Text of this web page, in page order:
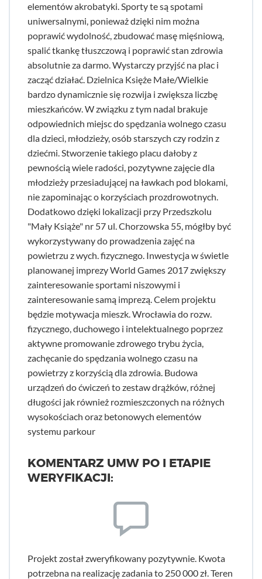
elementów akrobatyki. Sporty te są spotami
uniwersalnymi, ponieważ dzięki nim można
poprawić wydolność, zbudować masę mięśniową,
spalić tkankę tłuszczową i poprawić stan zdrowia
absolutnie za darmo. Wystarczy przyjść na plac i
zacząć działać. Dzielnica Księże Małe/Wielkie
bardzo dynamicznie się rozwija i zwiększa liczbę
mieszkańców. W związku z tym nadal brakuje
odpowiednich miejsc do spędzania wolnego czasu
dla dzieci, młodzieży, osób starszych czy rodzin z
dziećmi. Stworzenie takiego placu dałoby z
pewnością wiele radości, pozytywne zajęcie dla
młodzieży przesiadującej na ławkach pod blokami,
nie zapominając o korzyściach prozdrowotnych.
Dodatkowo dzięki lokalizacji przy Przedszkolu
"Mały Książe" nr 57 ul. Chorzowska 55, mógłby być
wykorzystywany do prowadzenia zajęć na
powietrzu z wych. fizycznego. Inwestycja w świetle
planowanej imprezy World Games 2017 zwiększy
zainteresowanie sportami niszowymi i
zainteresowanie samą imprezą. Celem projektu
będzie motywacja mieszk. Wrocławia do rozw.
fizycznego, duchowego i intelektualnego poprzez
aktywne promowanie zdrowego trybu życia,
zachęcanie do spędzania wolnego czasu na
powietrzy z korzyścią dla zdrowia. Budowa
urządzeń do ćwiczeń to zestaw drążków, różnej
długości jak również rozmieszczonych na różnych
wysokościach oraz betonowych elementów
systemu parkour
KOMENTARZ UMW PO I ETAPIE
WERYFIKACJI:
Projekt został zweryfikowany pozytywnie. Kwota
potrzebna na realizację zadania to 250 000 zł. Teren